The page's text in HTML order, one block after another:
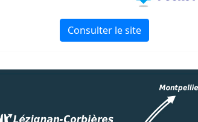
Consulter le site